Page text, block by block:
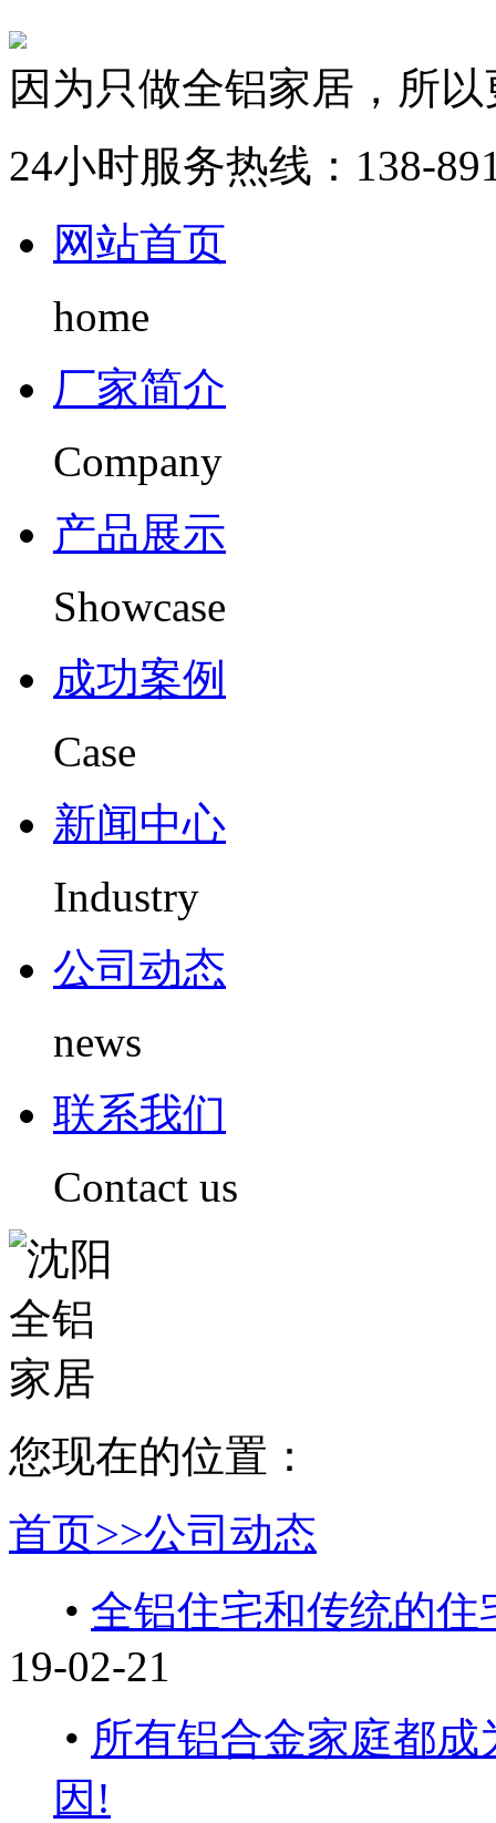
因为只做全铝家居，所
24小时服务热线： 138-
网站首页
home
厂家简介
Company
产品展示
Showcase
成功案例
Case
新闻中心
Industry
公司动态
news
联系我们
Contact us
您现在的位置：
首页>>公司动态
• 全铝住宅和传统的住
19-02-21
• 所有铝合金家庭都
因!